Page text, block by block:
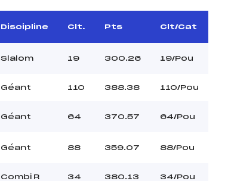
Discipline Clt. Pts Clt/Cat
Slalom 19 300.26 19/Pou
Géant 110 388.38 110/Pou
Géant 64 370.57 64/Pou
Géant 88 359.07 88/Pou
Combi R 34 380.13 34/Pou